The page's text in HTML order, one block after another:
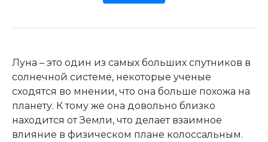
Луна – это один из самых больших спутников в
солнечной системе, некоторые ученые
сходятся во мнении, что она больше похожа на
планету. К тому же она довольно близко
находится от Земли, что делает взаимное
влияние в физическом плане колоссальным.